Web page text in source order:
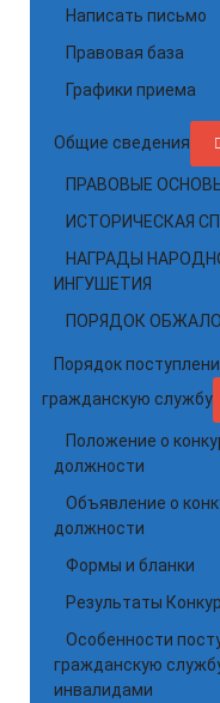
Написать письмо
Правовая база
Графики приема
Общие сведения
ПРАВОВЫЕ
ИСТОРИЧЕСКАЯ
НАГРАДЫ
ИНГУШЕТИЯ
ПОРЯДОК
Порядок
гражданскую службу
Положение о
должности
Объявление о
должности
Формы и бланки
Результаты
Особенности
гражданскую
инвалидами